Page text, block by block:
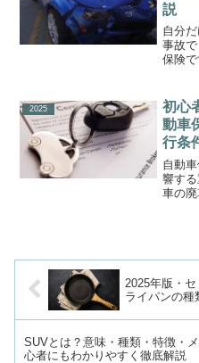
説
自分
事故
保険
して
損事
2025
初心
動車
行条
自動
響す
車の
2025年版・
ライパンの種
SUVとは？意味・種類・特徴・
心者にもわかりやすく徹底解説